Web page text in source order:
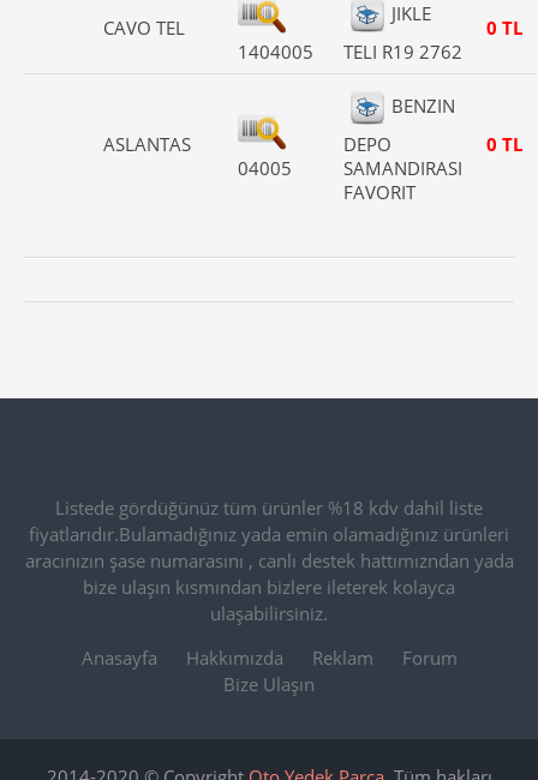
CAVO TEL
1404005
JIKLE
TELI R19 2762
0 TL
ASLANTAS
04005
BENZIN
DEPO
SAMANDIRASI
FAVORIT
0 TL
Listede gördüğünüz tüm ürünler %18 kdv dahil liste
fiyatlarıdır.Bulamadığınız yada emin olamadığınız ürünleri
aracınızın şase numarasını , canlı destek hattımızndan yada
bize ulaşın kısmından bizlere ileterek kolayca
ulaşabilirsiniz.
Anasayfa
Hakkımızda Reklam
Forum
Bize Ulaşın